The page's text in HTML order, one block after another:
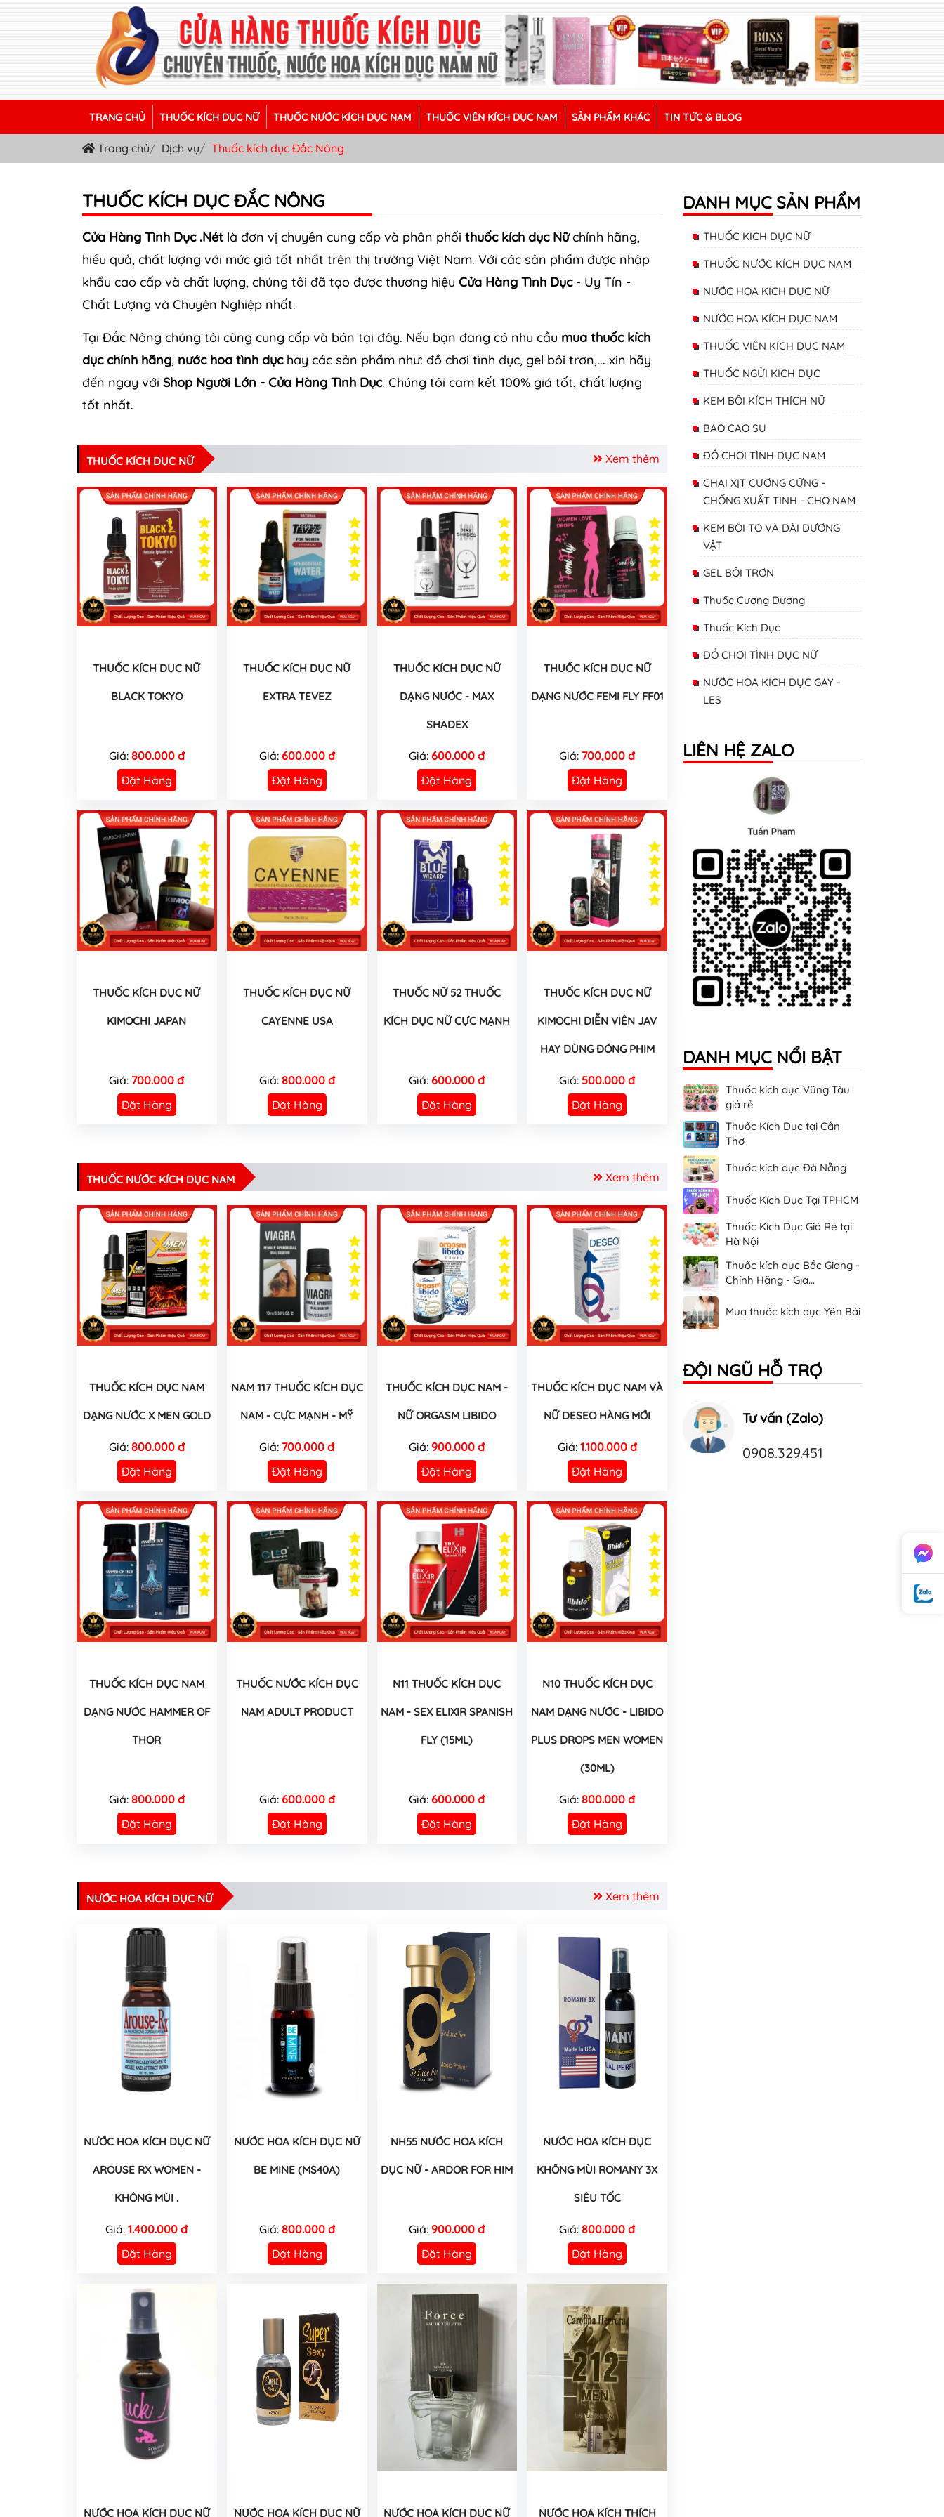
TRANG CHỦ THUỐC KÍCH DỤC NỮ THUỐC NƯỚC KÍCH DỤC NAM THUỐC VIÊN KÍCH DỤC NAM SẢN PHẨM KHÁC TIN TỨC & BLOG
Trang chủ Dịch vụ Thuốc kích dục Đắc Nông
THUỐC KÍCH DỤC ĐẮC NÔNG
Cửa Hàng Tình Dục .Nét là đơn vị chuyên cung cấp và phân phối thuốc kích dục Nữchính hãng,
hiểu quả, chất lượng với mức giá tốt nhất trên thị trường Việt Nam. Với các sản phẩm được nhập
khẩu cao cấp và chất lượng, chúng tôi đã tạo được thương hiệu Cửa Hàng Tình Dục- Uy Tín -
Chất Lượng và Chuyên Nghiệp nhất.
Tại Đắc Nông chúng tôi cũng cung cấp và bán tại đây. Nếu bạn đang có nhu cầu mua thuốc kích
dục chính hãng, nước hoa tình dụchay các sản phẩm như: đồ chơi tình dục, gel bôi trơn,... xin hãy
đến ngay với Shop Người Lớn - Cửa Hàng Tình Dục. Chúng tôi cam kết 100% giá tốt, chất lượng
tốt nhất.
Xem thêm
THUỐC KÍCH DỤC NỮ
THUỐC KÍCH DỤC NỮ
BLACK TOKYO
Giá: 800.000 đ
Đặt Hàng
THUỐC KÍCH DỤC NỮ
EXTRA TEVEZ
Giá: 600.000 đ
Đặt Hàng
THUỐC KÍCH DỤC NỮ
DẠNG NƯỚC - MAX
SHADEX
Giá: 600.000 đ
Đặt Hàng
THUỐC KÍCH DỤC NỮ
DẠNG NƯỚC FEMI FLY FF01
Giá: 700,000 đ
Đặt Hàng
THUỐC KÍCH DỤC NỮ
KIMOCHI JAPAN
Giá: 700.000 đ
Đặt Hàng
THUỐC KÍCH DỤC NỮ
CAYENNE USA
Giá: 800.000 đ
Đặt Hàng
THUỐC NỮ 52 THUỐC
KÍCH DỤC NỮ CỰC MẠNH
Giá: 600.000 đ
Đặt Hàng
THUỐC KÍCH DỤC NỮ
KIMOCHI DIỄN VIÊN JAV
HAY DÙNG ĐÓNG PHIM
Giá: 500.000 đ
Đặt Hàng
Xem thêm
THUỐC NƯỚC KÍCH DỤC NAM
THUỐC KÍCH DỤC NAM
DẠNG NƯỚC X MEN GOLD
Giá: 800.000 đ
Đặt Hàng
NAM 117 THUỐC KÍCH DỤC
NAM - CỰC MẠNH - MỸ
Giá: 700.000 đ
Đặt Hàng
THUỐC KÍCH DỤC NAM -
NỮ ORGASM LIBIDO
Giá: 900.000 đ
Đặt Hàng
THUỐC KÍCH DỤC NAM VÀ
NỮ DESEO HÀNG MỚI
Giá: 1.100.000 đ
Đặt Hàng
THUỐC KÍCH DỤC NAM
DẠNG NƯỚC HAMMER OF
THOR
Giá: 800.000 đ
Đặt Hàng
THUỐC NƯỚC KÍCH DỤC
NAM ADULT PRODUCT
Giá: 600.000 đ
Đặt Hàng
N11 THUỐC KÍCH DỤC
NAM - SEX ELIXIR SPANISH
FLY (15ML)
Giá: 600.000 đ
Đặt Hàng
N10 THUỐC KÍCH DỤC
NAM DẠNG NƯỚC - LIBIDO
PLUS DROPS MEN WOMEN
(30ML)
Giá:800.000 đ
Đặt Hàng
Xem thêm
NƯỚC HOA KÍCH DỤC NỮ
NƯỚC HOA KÍCH DỤC NỮ
AROUSE RX WOMEN -
KHÔNG MÙI .
Giá:1.400.000 đ
Đặt Hàng
NƯỚC HOA KÍCH DỤC NỮ
BE MINE (MS40A)
Giá: 800.000 đ
Đặt Hàng
NH55 NƯỚC HOA KÍCH
DỤC NỮ - ARDOR FOR HIM
Giá: 900.000 đ
Đặt Hàng
NƯỚC HOA KÍCH DỤC
KHÔNG MÙI ROMANY 3X
SIÊU TỐC
Giá:800.000 đ
Đặt Hàng
NƯỚC HOA KÍCH DỤC NỮ NƯỚC HOA KÍCH DỤC NỮ NƯỚC HOA KÍCH DỤC NỮ NƯỚC HOA KÍCH THÍCH
DANH MỤC SẢN PHẨM
THUỐC KÍCH DỤC NỮ
THUỐC NƯỚC KÍCH DỤC NAM
NƯỚC HOA KÍCH DỤC NỮ
NƯỚC HOA KÍCH DỤC NAM
THUỐC VIÊN KÍCH DỤC NAM
THUỐC NGỬI KÍCH DỤC
KEM BÔI KÍCH THÍCH NỮ
BAO CAO SU
ĐỒ CHƠI TÌNH DỤC NAM
CHAI XỊT CƯƠNG CỨNG -
CHỐNG XUẤT TINH - CHO NAM
KEM BÔI TO VÀ DÀI DƯƠNG
VẬT
GEL BÔI TRƠN
Thuốc Cương Dương
Thuốc Kích Dục
ĐỒ CHƠI TÌNH DỤC NỮ
NƯỚC HOA KÍCH DỤC GAY -
LES
LIÊN HỆ ZALO
DANH MỤC NỔI BẬT
Thuốc kích dục Vũng Tàu
giá rẻ
Thuốc Kích Dục tại Cần
Thơ
Thuốc kích dục Đà Nẵng
Thuốc Kích Dục Tại TPHCM
Thuốc Kích Dục Giá Rẻ tại
Hà Nội
Thuốc kích dục Bắc Giang -
Chính Hãng - Giá...
Mua thuốc kích dục Yên Bái
ĐỘI NGŨ HỖ TRỢ
Tư vấn (Zalo)
0908.329.451